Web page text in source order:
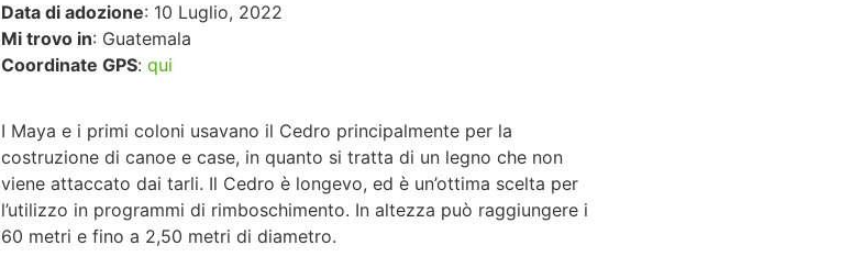
Data di adozione: 10 Luglio, 2022
Mi trovo in: Guatemala
Coordinate GPS: qui
I Maya e i primi coloni usavano il Cedro principalmente per la
costruzione di canoe e case, in quanto si tratta di un legno che non
viene attaccato dai tarli. Il Cedro è longevo, ed è un’ottima scelta per
l’utilizzo in programmi di rimboschimento. In altezza può raggiungere i
60 metri e fino a 2,50 metri di diametro.